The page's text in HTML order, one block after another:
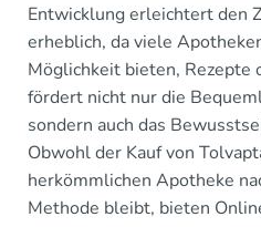
Entwicklung erleichtert den
erheblich, da viele
Möglichkeit bieten, Rezepte
fördert nicht nur die
sondern auch das
Obwohl der Kauf von
herkömmlichen Apotheke
Methode bleibt, bieten